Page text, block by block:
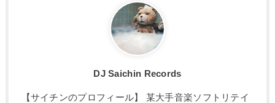
DJ Saichin Records
【サイチンのプロフィール】 某大手音楽ソフトリテイ